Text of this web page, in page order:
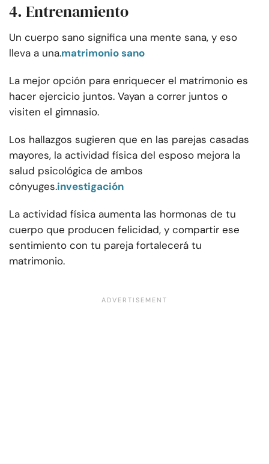
4. Entrenamiento
Un cuerpo sano significa una mente sana, y eso
lleva a una.matrimonio sano
La mejor opción para enriquecer el matrimonio es
hacer ejercicio juntos. Vayan a correr juntos o
visiten el gimnasio.
Los hallazgos sugieren que en las parejas casadas
mayores, la actividad física del esposo mejora la
salud psicológica de ambos
cónyuges.investigación
La actividad física aumenta las hormonas de tu
cuerpo que producen felicidad, y compartir ese
sentimiento con tu pareja fortalecerá tu
matrimonio.